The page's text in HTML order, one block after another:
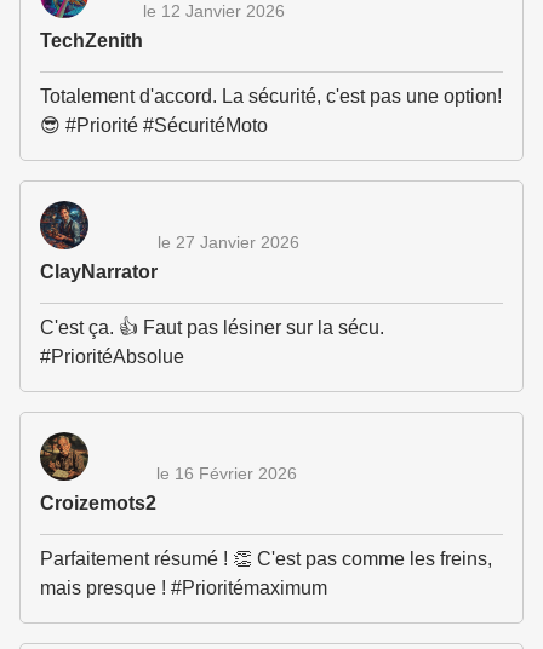
TechZenith
le 12 Janvier 2026
Totalement d'accord. La sécurité, c'est pas une option!
😎 #Priorité #SécuritéMoto
ClayNarrator
le 27 Janvier 2026
C'est ça. 👍 Faut pas lésiner sur la sécu.
#PrioritéAbsolue
Croizemots2
le 16 Février 2026
Parfaitement résumé ! 👏 C'est pas comme les freins,
mais presque ! #Prioritémaximum